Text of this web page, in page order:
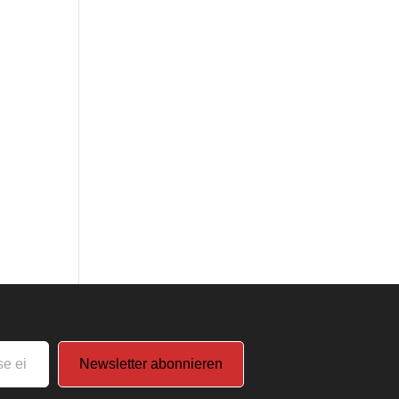
Newsletter abonnieren